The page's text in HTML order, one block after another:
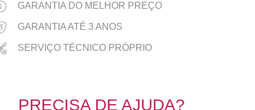
GARANTIA DO MELHOR PREÇO
GARANTIA ATÉ 3 ANOS
SERVIÇO TÉCNICO PRÓPRIO
PRECISA DE AJUDA?